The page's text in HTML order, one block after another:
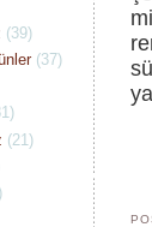
(39)
(37)
(21)